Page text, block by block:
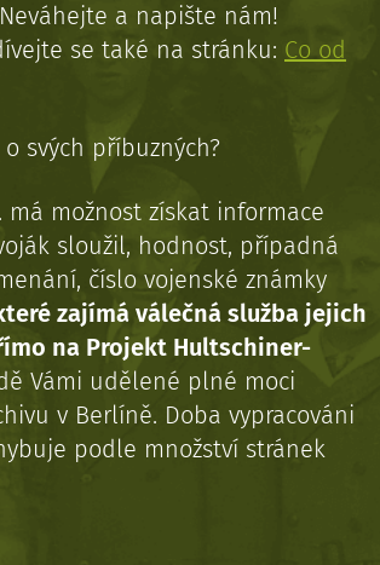
a napište nám!
se také na stránku: Co od
svých příbuzných?
možnost získat informace
sloužil, hodnost, případná
číslo vojenské známky
zajímá válečná služba jejich
na Projekt Hultschiner-
Vámi udělené plné moci
v Berlíně. Doba vypracováni
podle množství stránek